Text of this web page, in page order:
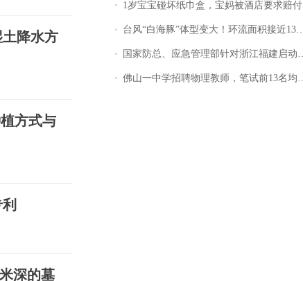
降水方
方式与
深的墓
1岁宝宝碰坏纸巾盒，宝妈被酒店要求赔付924元！三亚一酒店回复：骨瓷定制！网友一查价格，吵翻了
台风“白海豚”体型变大！环流面积接近13个浙江那么大
国家防总、应急管理部针对浙江福建启动防汛防台风四级应急响应
佛山一中学招聘物理教师，笔试前13名均遭淘汰？教育局：已叫停招聘，成立调查组全面核查